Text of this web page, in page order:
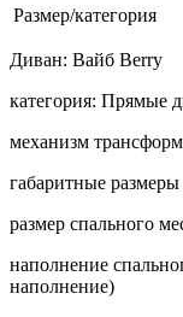
Размер/категория
Диван: Вайб Berry
категория: Прямые
механизм
габаритные
размер спального
наполнение
наполнение)